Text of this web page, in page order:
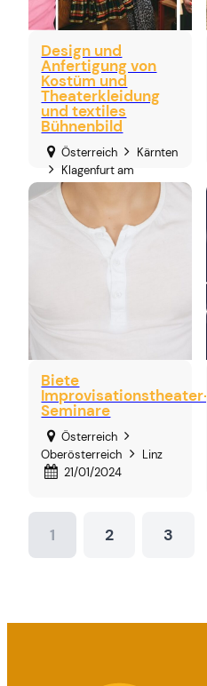
Design und
Anfertigung von
Kostüm und
Theaterkleidung
und textiles
Bühnenbild
Österreich
Kärnten
Klagenfurt am
Wörthersee
27/01/2024
Biete
Improvisationstheater-
Seminare
Österreich
Oberösterreich
Linz
21/01/2024
1 2 3